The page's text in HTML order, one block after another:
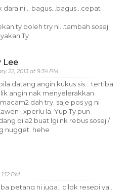
dara ni... bagus...bagus...cepat
ty boleh try ni...tambah sosej
Ty
Lee
22, 2013 at 9:34 PM
datang angin kukus sis... tertiba
angin nak menyelerakkan
dah try. saje pos yg ni
, xperlu la. Yup Ty pun
bila2 buat lgi nk rebus sosej /
nugget. hehe
PM
petang ni juga.. cilok resepi ya...